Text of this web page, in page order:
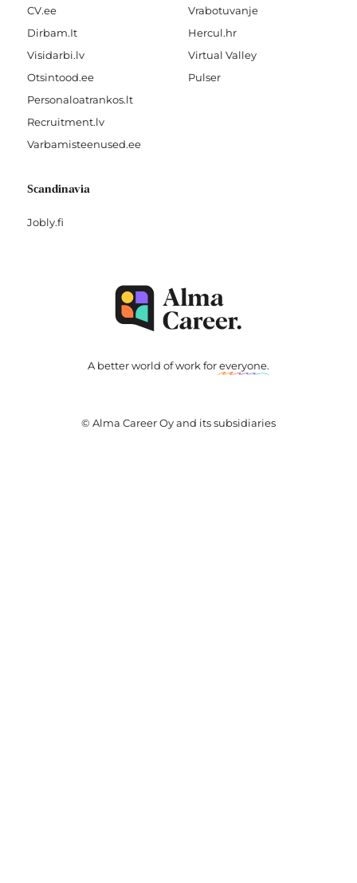
CV.ee
Dirbam.It
Visidarbi.lv
Otsintood.ee
Personaloatrankos.lt
Recruitment.lv
Varbamisteenused.ee
Vrabotuvanje
Hercul.hr
Virtual Valley
Pulser
Scandinavia
Jobly.fi
A better world of work foreveryone.
© Alma Career Oy and its subsidiaries